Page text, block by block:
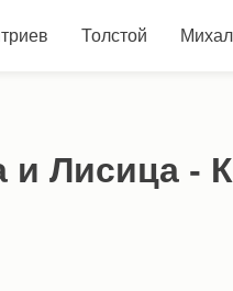
Толстой
и Лисица -